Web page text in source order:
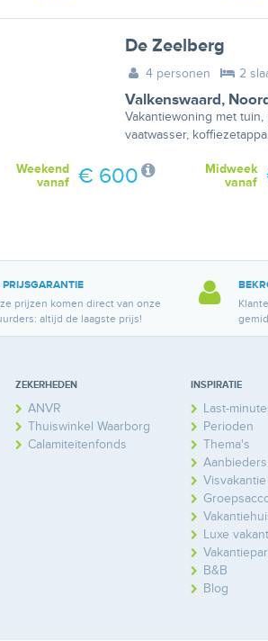
De Zeelberg
4 personen 2
Valkenswaard,
Vakantiewoning met
vaatwasser,
Midweek
vanaf
Weekend
vanaf
€ 600
PRIJSGARANTIE
prijzen komen direct van onze
altijd de laagste prijs!
ZEKERHEDEN
ANVR
Thuiswinkel Waarborg
Calamiteitenfonds
INSPIRATIE
Last-
Perioden
Thema's
Aanbieders
Visvakantie
Luxe
B&B
Blog